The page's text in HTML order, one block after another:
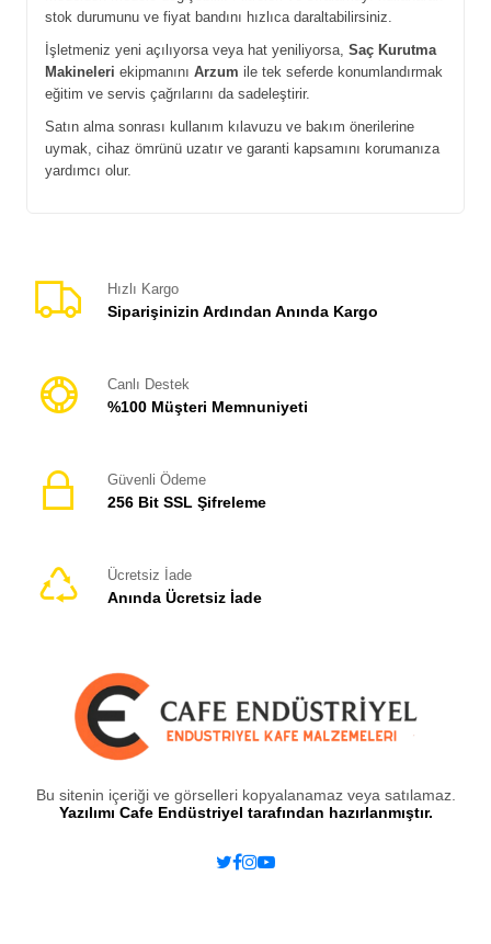
stok durumunu ve fiyat bandını hızlıca daraltabilirsiniz.
İşletmeniz yeni açılıyorsa veya hat yeniliyorsa, Saç Kurutma
Makineleri ekipmanını Arzum ile tek seferde konumlandırmak
eğitim ve servis çağrılarını da sadeleştirir.
Satın alma sonrası kullanım kılavuzu ve bakım önerilerine
uymak, cihaz ömrünü uzatır ve garanti kapsamını korumanıza
yardımcı olur.
Hızlı Kargo
Siparişinizin Ardından Anında Kargo
Canlı Destek
%100 Müşteri Memnuniyeti
Güvenli Ödeme
256 Bit SSL Şifreleme
Ücretsiz İade
Anında Ücretsiz İade
Bu sitenin içeriği ve görselleri kopyalanamaz veya satılamaz.
Yazılımı Cafe Endüstriyel tarafından hazırlanmıştır.